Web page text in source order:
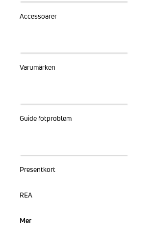
Accessoarer
Varumärken
Guide fotproblem
Presentkort
REA
Mer